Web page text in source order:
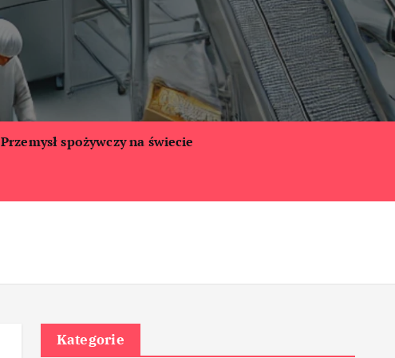
Przemysł spożywczy na świecie
Kategorie